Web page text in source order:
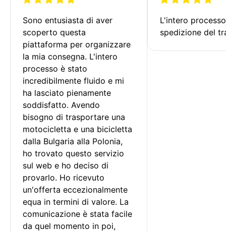
Sono entusiasta di aver
scoperto questa
piattaforma per organizzare
la mia consegna. L'intero
processo è stato
incredibilmente fluido e mi
ha lasciato pienamente
soddisfatto. Avendo
bisogno di trasportare una
motocicletta e una bicicletta
dalla Bulgaria alla Polonia,
ho trovato questo servizio
sul web e ho deciso di
provarlo. Ho ricevuto
un'offerta eccezionalmente
equa in termini di valore. La
comunicazione è stata facile
da quel momento in poi,
L'intero
spedizione del